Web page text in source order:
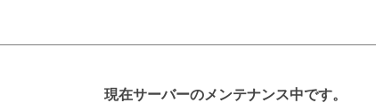
現在サーバーのメンテナンス中です。